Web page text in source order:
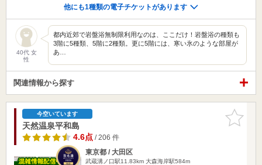
他にも1種類の電子チケットがあります
40代 女
性
都内近郊で岩盤浴無制限利用なのは、ここだけ！岩盤浴の種類も
3階に5種類、5階に2種類。更に5階には、寒い氷のような部屋が
あ…
関連情報から探す
お気に入
りに追加
今空いています
天然温泉平和島
4.6点/ 206 件
東京都 / 大田区
武蔵溝ノ口駅11.83km 大森海岸駅584m